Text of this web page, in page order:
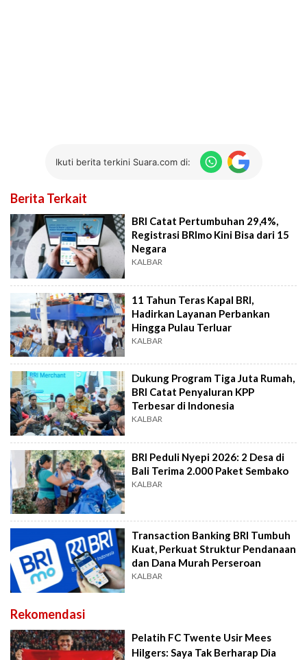
Ikuti berita terkini Suara.com di:
Berita Terkait
BRI Catat Pertumbuhan 29,4%,
Registrasi BRImo Kini Bisa dari 15
Negara
KALBAR
11 Tahun Teras Kapal BRI,
Hadirkan Layanan Perbankan
Hingga Pulau Terluar
KALBAR
Dukung Program Tiga Juta Rumah,
BRI Catat Penyaluran KPP
Terbesar di Indonesia
KALBAR
BRI Peduli Nyepi 2026: 2 Desa di
Bali Terima 2.000 Paket Sembako
KALBAR
Transaction Banking BRI Tumbuh
Kuat, Perkuat Struktur Pendanaan
dan Dana Murah Perseroan
KALBAR
Rekomendasi
Pelatih FC Twente Usir Mees
Hilgers: Saya Tak Berharap Dia